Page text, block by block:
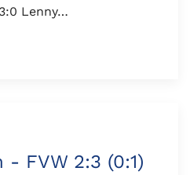
Lenny…
- FVW 2:3 (0:1)